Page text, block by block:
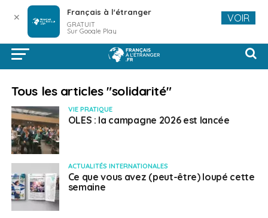
Tous les articles "solidarité"
VIE PRATIQUE
OLES : la campagne 2026 est lancée
ACTUALITÉS INTERNATIONALES
Ce que vous avez (peut-être) loupé cette
semaine
✕ Français à l'étranger
GRATUIT
Sur Google Play
VOIR